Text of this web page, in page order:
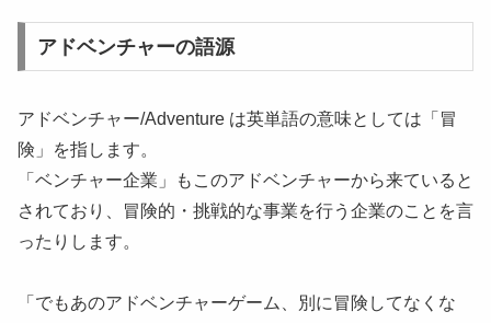
アドベンチャーの語源
アドベンチャー/Adventure は英単語の意味としては「冒
険」を指します。
「ベンチャー企業」もこのアドベンチャーから来ていると
されており、冒険的・挑戦的な事業を行う企業のことを言
ったりします。
「でもあのアドベンチャーゲーム、別に冒険してなくな